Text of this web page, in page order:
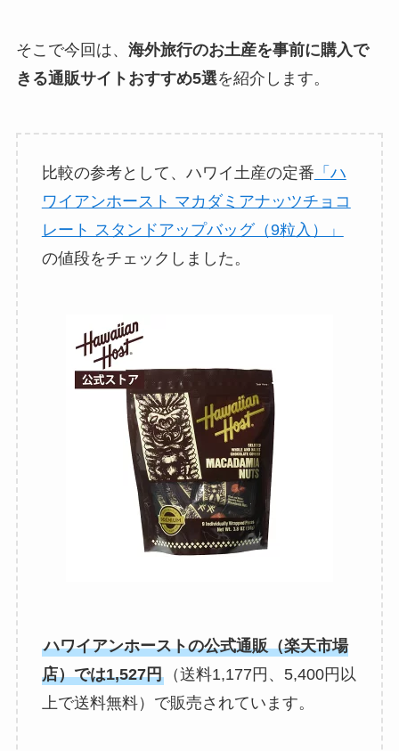
そこで今回は、 海外旅行のお土産を事前に購入で
きる通販サイトおすすめ5選を紹介します。
比較の参考として、ハワイ土産の定番 「ハ
ワイアンホースト マカダミアナッツチョコ
レート スタンドアップバッグ（9粒入）」
の値段をチェックしました。
ハワイアンホーストの公式通販（楽天市場
店）では1,527円（送料1,177円、5,400円以
上で送料無料）で販売されています。